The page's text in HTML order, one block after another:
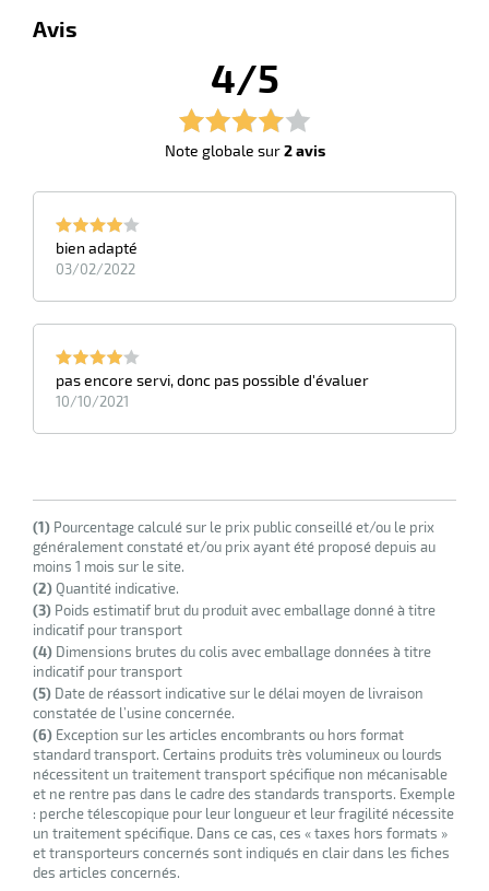
Avis
4/5
Note globale sur2 avis
bien adapté
03/02/2022
pas encore servi, donc pas possible d'évaluer
10/10/2021
(1) Pourcentage calculé sur le prix public conseillé et/ou le prix
généralement constaté et/ou prix ayant été proposé depuis au
moins 1 mois sur le site.
(2)Quantité indicative.
(3) Poids estimatif brut du produit avec emballage donné à titre
indicatif pour transport
(4) Dimensions brutes du colis avec emballage données à titre
indicatif pour transport
(5) Date de réassort indicative sur le délai moyen de livraison
constatée de l’usine concernée.
(6) Exception sur les articles encombrants ou hors format
standard transport. Certains produits très volumineux ou lourds
nécessitent un traitement transport spécifique non mécanisable
et ne rentre pas dans le cadre des standards transports. Exemple
: perche télescopique pour leur longueur et leur fragilité nécessite
un traitement spécifique. Dans ce cas, ces « taxes hors formats »
et transporteurs concernés sont indiqués en clair dans les fiches
des articles concernés.